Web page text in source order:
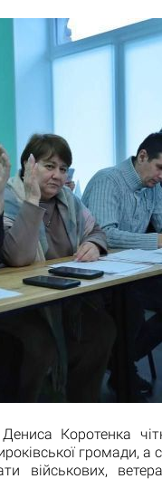
Коротенка
громади, а
військових,